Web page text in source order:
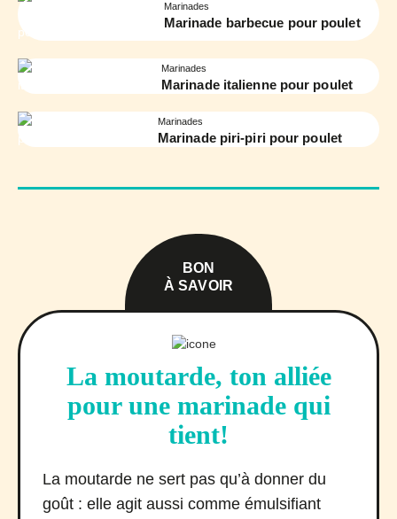
Marinades
Marinade barbecue pour poulet
Marinades
Marinade italienne pour poulet
Marinades
Marinade piri-piri pour poulet
BON
À SAVOIR
La moutarde, ton alliée
pour une marinade qui
tient!
La moutarde ne sert pas qu’à donner du
goût : elle agit aussi comme émulsifiant